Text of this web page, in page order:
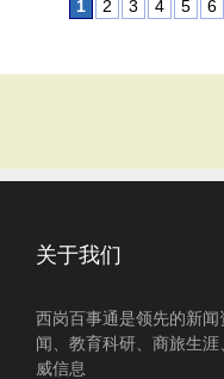
1 2 3 4 5 6
关于我们
西岗百事通是领先的新
闻、教育科研、商旅生
威信息